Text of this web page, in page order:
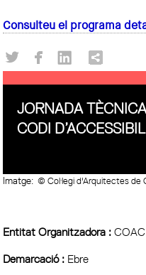
Consulteu el programa
JORNADA
CODI
Imatge: © Col·legi d'Arquitectes de
Entitat Organitzadora :COAC
Demarcació : Ebre